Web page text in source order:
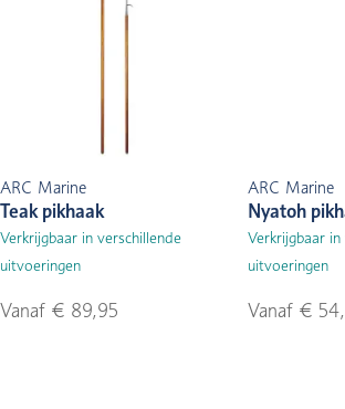
ARC Marine
Teak pikhaak
Verkrijgbaar in verschillende
uitvoeringen
Vanaf € 89,95
ARC Marine
Nyatoh
Verkrijgbaar
uitvoeringen
Vanaf €